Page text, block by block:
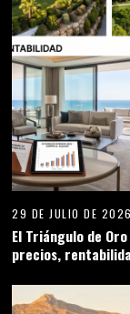
29 DE JULIO DE 2026
El Triángulo de
precios,